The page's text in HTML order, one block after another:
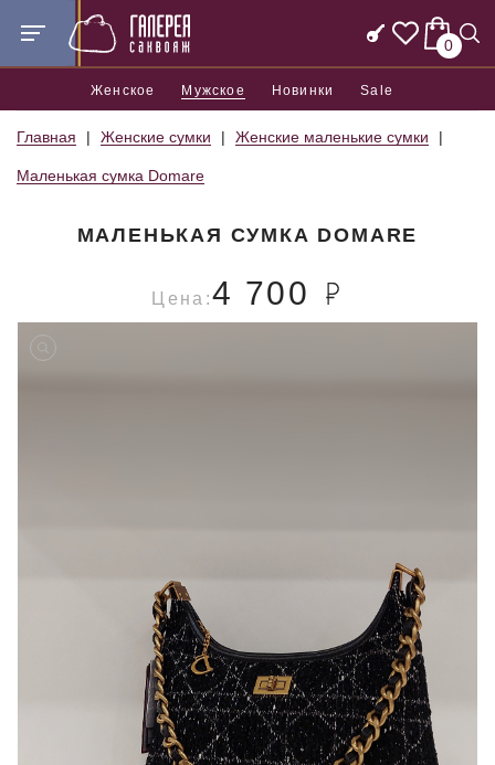
0
Женское Мужское Новинки Sale
Главная Женские сумки Женские маленькие сумки
Маленькая сумка Domare
МАЛЕНЬКАЯ СУМКА DOMARE
Цена:4 700